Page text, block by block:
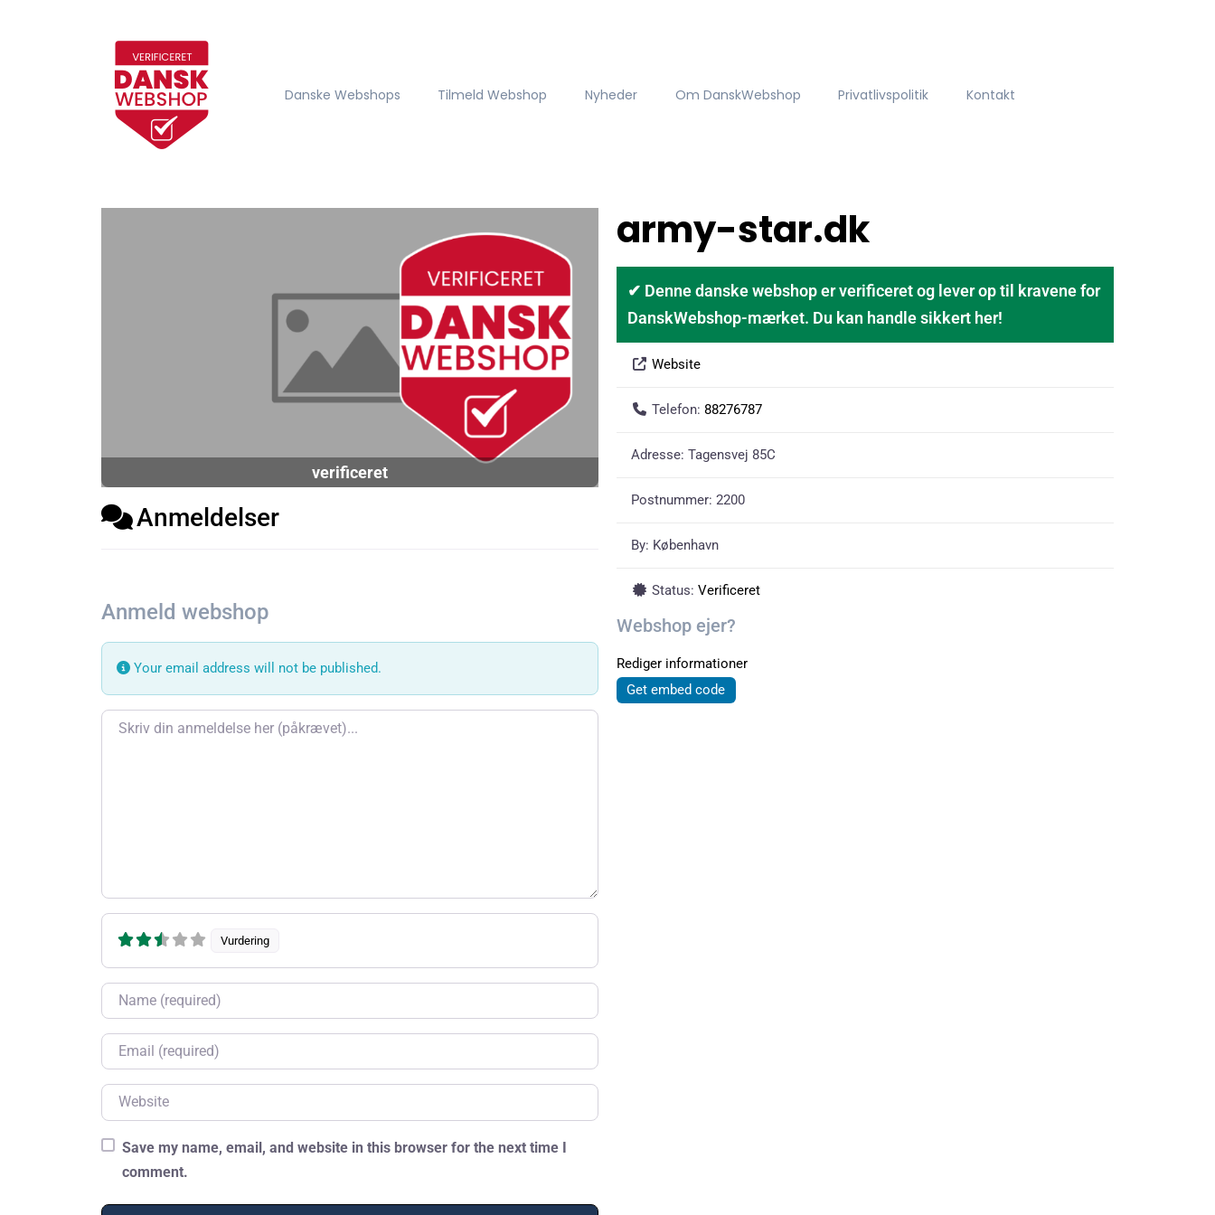
Danske Webshops Tilmeld Webshop Nyheder Om DanskWebshop Privatlivspolitik Kontakt
verificeret
Anmeldelser
Anmeld webshop
Your email address will not be published.
Review text
Vurdering
Name
Email
Website
Save my name, email, and website in this browser for the next time I
comment.
army-star.dk
✔ Denne danske webshop er verificeret og lever op til kravene for
DanskWebshop-mærket. Du kan handle sikkert her!
Website
Telefon: 88276787
Adresse: Tagensvej 85C
Postnummer: 2200
By: København
Status: Verificeret
Webshop ejer?
Rediger informationer
Get embed code